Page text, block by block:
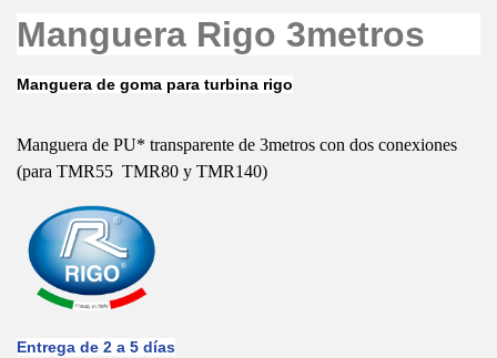
Manguera Rigo 3metros
Manguera de goma para turbina rigo
Manguera de PU* transparente de 3metros con dos conexiones
(para TMR55 TMR80 y TMR140)
Entrega de 2 a 5 días